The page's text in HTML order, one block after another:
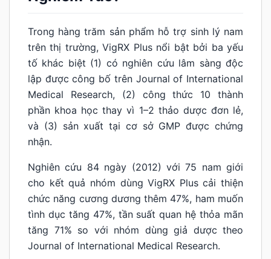
Trong hàng trăm sản phẩm hỗ trợ sinh lý nam
trên thị trường, VigRX Plus nổi bật bởi ba yếu
tố khác biệt (1) có nghiên cứu lâm sàng độc
lập được công bố trên Journal of International
Medical Research, (2) công thức 10 thành
phần khoa học thay vì 1–2 thảo dược đơn lẻ,
và (3) sản xuất tại cơ sở GMP được chứng
nhận.
Nghiên cứu 84 ngày (2012) với 75 nam giới
cho kết quả nhóm dùng VigRX Plus cải thiện
chức năng cương dương thêm 47%, ham muốn
tình dục tăng 47%, tần suất quan hệ thỏa mãn
tăng 71% so với nhóm dùng giả dược theo
Journal of International Medical Research.